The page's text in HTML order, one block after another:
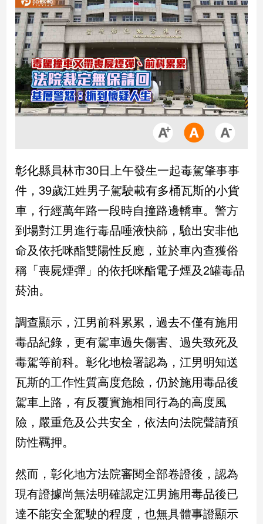
市
房
地
產
品
觀
治
焦
點
品
觀
民
調
會
焦
點
觀
點
兩
岸/
國
社
會/
地
方
彰化縣員林市30日上午發生一起毒駕肇事事
件，39歲江姓男子駕駛載有多桶瓦斯的小貨
車，行經萬年路一段時自撞路邊轎車。警方
到場對江男進行毒品唾液快篩，驗出安非他
命及依托咪酯雙陽性反應，並於車內查獲俗
稱「喪屍煙彈」的依托咪酯電子煙及2罐毒品
菸油。
調查顯示，江男前科累累，過去不僅有施用
毒品紀錄，更有駕車過失傷害、過失致死及
毒駕等前科。彰化地檢署認為，江男明知送
瓦斯的工作性質高度危險，仍於施用毒品後
駕車上路，有反覆實施相同行為的高度風
險，嚴重危及公共安全，依法向法院聲請預
防性羈押。
然而，彰化地方法院審閱全部卷證後，認為
現有證據尚無法明確認定江男施用毒品後已
達不能安全駕駛的程度，也無具體事證顯示